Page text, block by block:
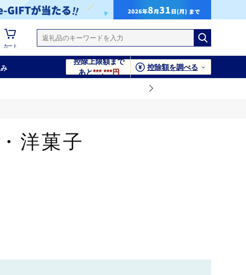
カート
控除上限額まで
あと***,***円
控除額を調べる
洋菓子